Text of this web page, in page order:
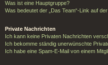
Was ist eine Hauptgruppe?
Was bedeutet der „Das Team“-Link auf
Private Nachrichten
Ich kann keine Privaten Nachrichten
Ich bekomme ständig unerwünschte
Ich habe eine Spam-E-Mail von einem